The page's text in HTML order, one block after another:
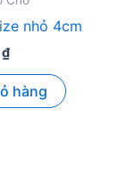
nhỏ 4cm
₫
hàng